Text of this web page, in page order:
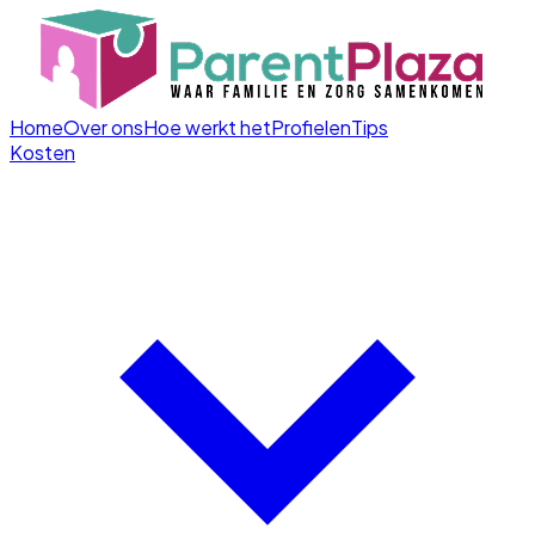
HomeOver onsHoe werkt hetProfielenTips
Kosten